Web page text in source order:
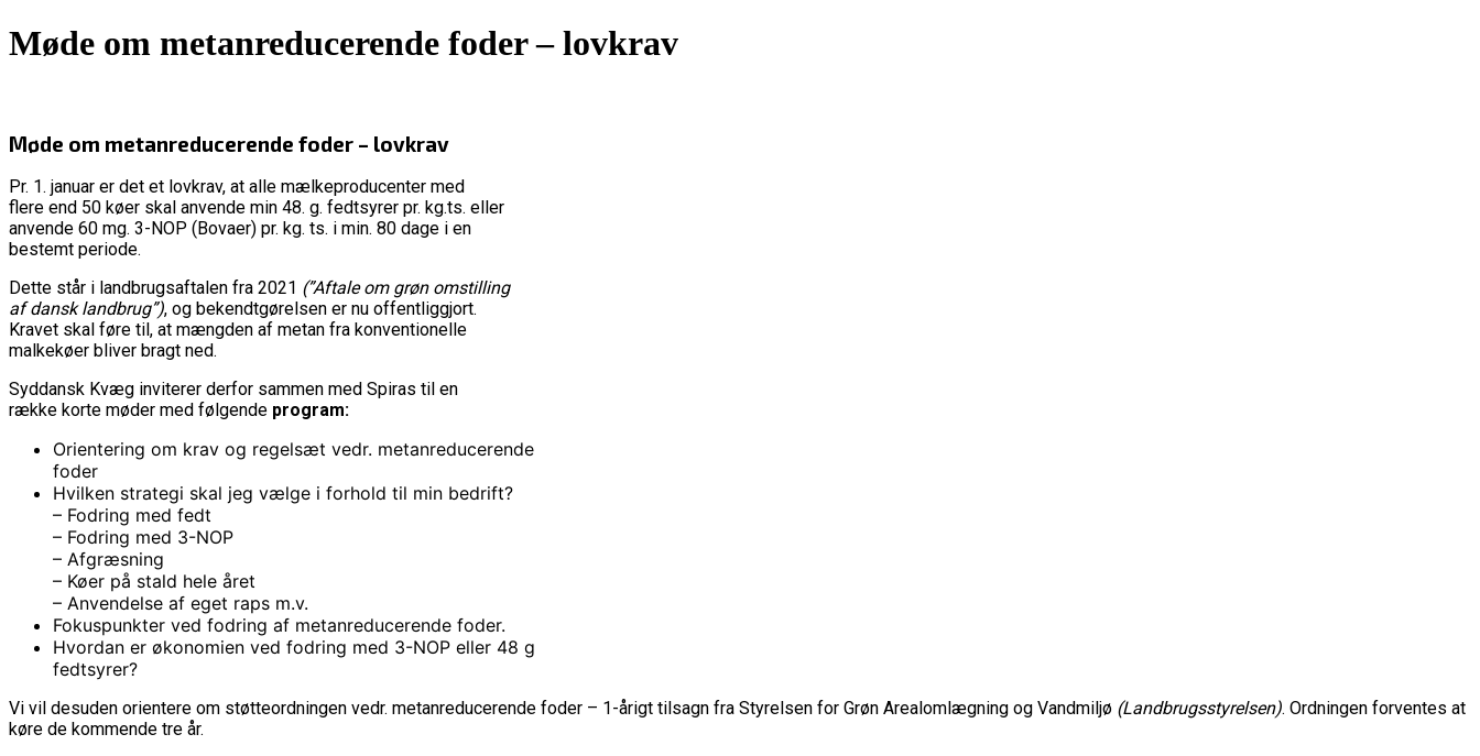
Møde om metanreducerende foder – lovkrav
Møde om metanreducerende foder – lovkrav
Pr. 1. januar er det et lovkrav, at alle mælkeproducenter med
flere end 50 køer skal anvende min 48. g. fedtsyrer pr. kg.ts. eller
anvende 60 mg. 3-NOP (Bovaer) pr. kg. ts. i min. 80 dage i en
bestemt periode.
Dette står i landbrugsaftalen fra 2021 (”Aftale om grøn omstilling
af dansk landbrug”), og bekendtgørelsen er nu offentliggjort.
Kravet skal føre til, at mængden af metan fra konventionelle
malkekøer bliver bragt ned.
Syddansk Kvæg inviterer derfor sammen med Spiras til en
række korte møder med følgende program:
Orientering om krav og regelsæt vedr. metanreducerende
foder
Hvilken strategi skal jeg vælge i forhold til min bedrift?
– Fodring med fedt
– Fodring med 3-NOP
– Afgræsning
– Køer på stald hele året
– Anvendelse af eget raps m.v.
Fokuspunkter ved fodring af metanreducerende foder.
Hvordan er økonomien ved fodring med 3-NOP eller 48 g
fedtsyrer?
Vi vil desuden orientere om støtteordningen vedr. metanreducerende foder – 1-årigt tilsagn fra Styrelsen for Grøn Arealomlægning og Vandmiljø (Landbrugsstyrelsen). Ordningen forventes at
køre de kommende tre år.